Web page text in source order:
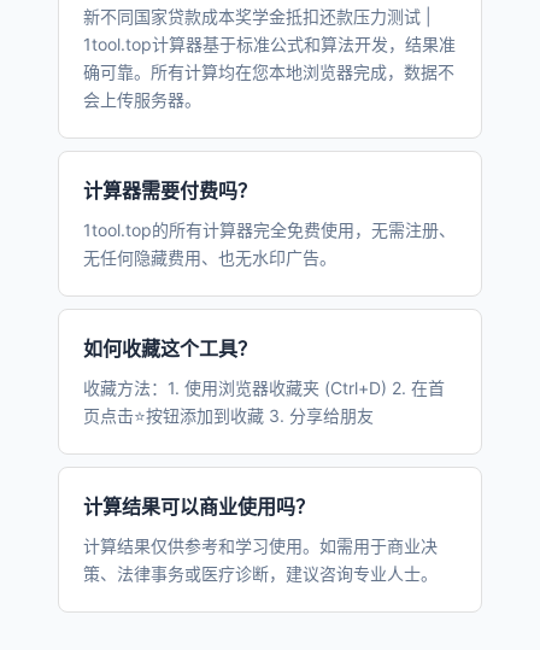
新不同国家贷款成本奖学金抵扣还款压力测试 |
1tool.top计算器基于标准公式和算法开发，结果准
确可靠。所有计算均在您本地浏览器完成，数据不
会上传服务器。
计算器需要付费吗？
1tool.top的所有计算器完全免费使用，无需注册、
无任何隐藏费用、也无水印广告。
如何收藏这个工具？
收藏方法：1. 使用浏览器收藏夹 (Ctrl+D) 2. 在首
页点击⭐按钮添加到收藏 3. 分享给朋友
计算结果可以商业使用吗？
计算结果仅供参考和学习使用。如需用于商业决
策、法律事务或医疗诊断，建议咨询专业人士。